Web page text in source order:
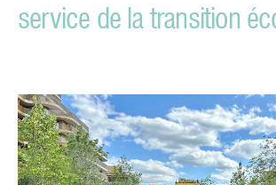
service de la transition